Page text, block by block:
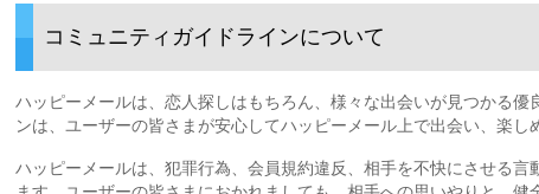
コミュニティガイドラインについて
ハッピーメールは、恋人探しはもちろん、様々な出会いが見つかる
ンは、ユーザーの皆さまが安心してハッピーメール上で出会い、楽し
ハッピーメールは、犯罪行為、会員規約違反、相手を不快にさせる